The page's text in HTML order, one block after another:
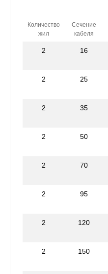
Количество
жил
Сечение
кабеля
2 16
2 25
2 35
2 50
2 70
2 95
2 120
2 150